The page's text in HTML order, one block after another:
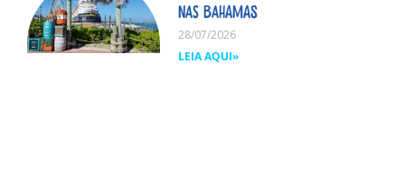
nas Bahamas
28/07/2026
LEIA AQUI»